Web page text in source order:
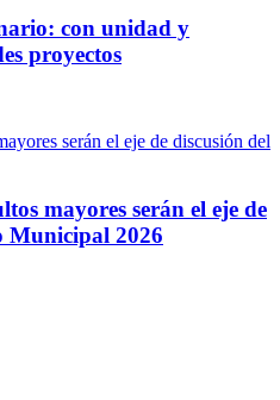
con unidad y
proyectos
mayores serán el eje de
Municipal 2026